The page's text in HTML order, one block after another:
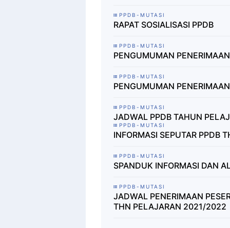
PPDB-MUTASI
RAPAT SOSIALISASI PPDB
PPDB-MUTASI
PENGUMUMAN
PPDB-MUTASI
PENGUMUMAN
PPDB-MUTASI
JADWAL PPDB TAHUN
PPDB-MUTASI
INFORMASI SEPUTAR PPDB
PPDB-MUTASI
SPANDUK INFORMASI DAN
PPDB-MUTASI
JADWAL PENERIMAAN
THN PELAJARAN 2021/2022